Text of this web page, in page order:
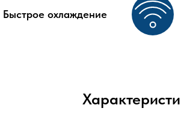
Быстрое охлаждение